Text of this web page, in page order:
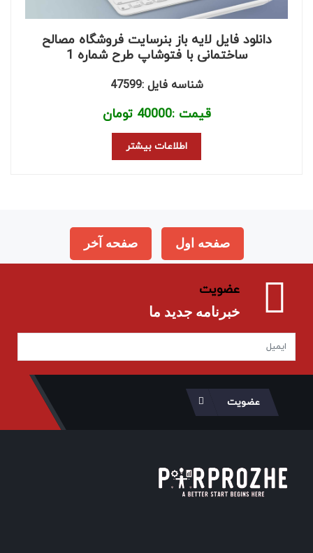
دانلود فایل لایه باز بنرسایت فروشگاه مصالح
ساختمانی با فتوشاپ طرح شماره 1
شناسه فایل :47599
قیمت :40000 تومان
اطلاعات بیشتر
صفحه اول صفحه آخر
عضویت
خبرنامه جدید ما
عضویت